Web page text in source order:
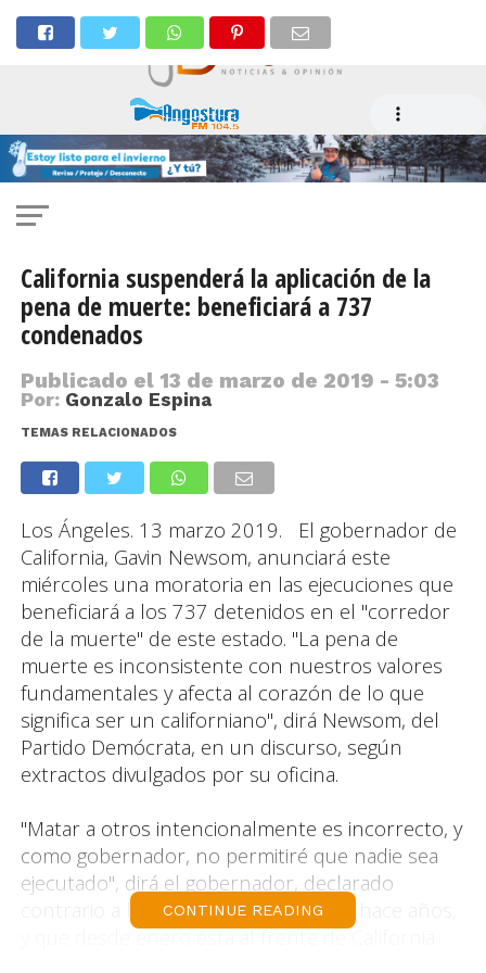
California suspenderá la aplicación de la
pena de muerte: beneficiará a 737
condenados
Publicado el 13 de marzo de 2019 - 5:03
Por: Gonzalo Espina
TEMAS RELACIONADOS
Los Ángeles. 13 marzo 2019. El gobernador de
California, Gavin Newsom, anunciará este
miércoles una moratoria en las ejecuciones que
beneficiará a los 737 detenidos en el "corredor
de la muerte" de este estado. "La pena de
muerte es inconsistente con nuestros valores
fundamentales y afecta al corazón de lo que
significa ser un californiano", dirá Newsom, del
Partido Demócrata, en un discurso, según
extractos divulgados por su oficina.
"Matar a otros intencionalmente es incorrecto, y
como gobernador, no permitiré que nadie sea
ejecutado", dirá el gobernador, declarado
contrario a la pena de muerte desde hace años,
y que desde enero está al frente de California.
CONTINUE READING